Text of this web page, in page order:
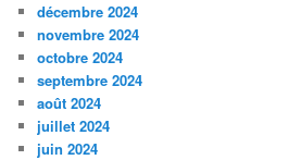
décembre 2024
novembre 2024
octobre 2024
septembre 2024
août 2024
juillet 2024
juin 2024